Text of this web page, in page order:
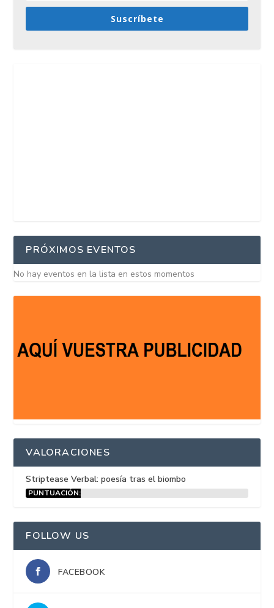
Suscríbete
PRÓXIMOS EVENTOS
No hay eventos en la lista en estos momentos
VALORACIONES
Striptease Verbal: poesía tras el biombo
PUNTUACIÓN:
FOLLOW US
FACEBOOK